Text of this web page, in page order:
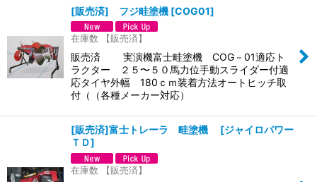
[販売済] フジ畦塗機 [COG01]
在庫数 【販売済】
販売済 実演機富士畦塗機 COG－01適応ト
ラクター ２５〜５０馬力位手動スライダー付適
応タイヤ外幅 180ｃｍ装着方法オートヒッチ取
付（（各種メーカー対応）
[販売済]富士トレーラ 畦塗機 [ジャイロパワー
ＴＤ]
在庫数 【販売済】